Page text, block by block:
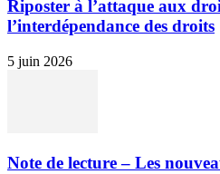
Riposter à l’attaque aux
l’interdépendance des droits
5 juin 2026
Note de lecture – Les